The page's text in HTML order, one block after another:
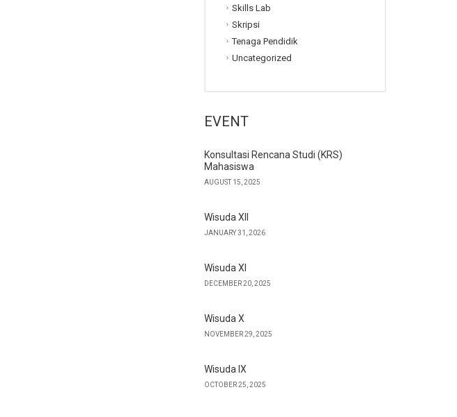
Skills Lab
Skripsi
Tenaga Pendidik
Uncategorized
EVENT
Konsultasi Rencana Studi (KRS)
Mahasiswa
AUGUST 15, 2025
Wisuda XII
JANUARY 31, 2026
Wisuda XI
DECEMBER 20, 2025
Wisuda X
NOVEMBER 29, 2025
Wisuda IX
OCTOBER 25, 2025